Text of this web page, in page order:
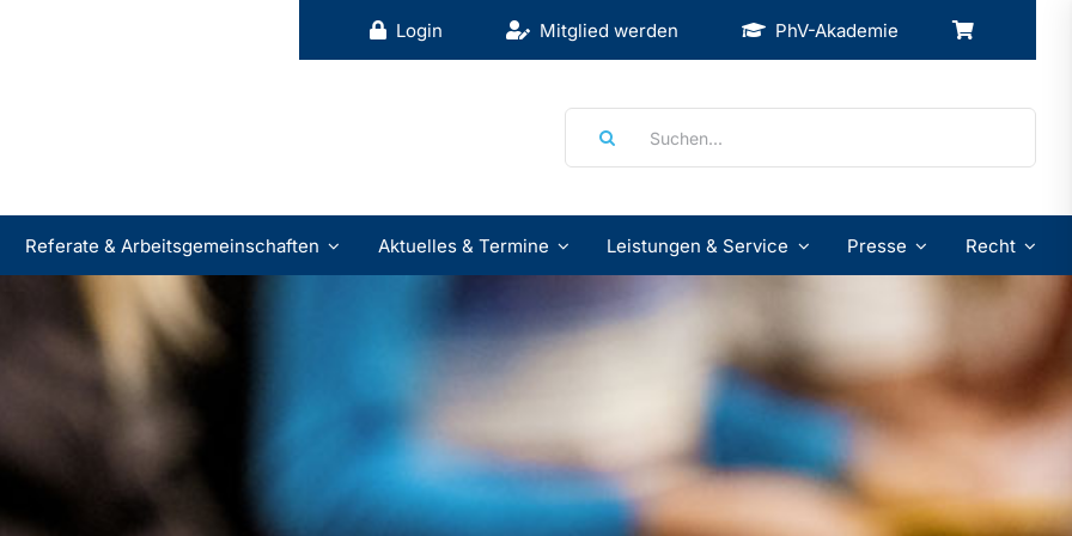
Login Mitglied werden PhV-Akademie
Referate & Arbeitsgemeinschaften Aktuelles & Termine Leistungen & Service Presse Recht